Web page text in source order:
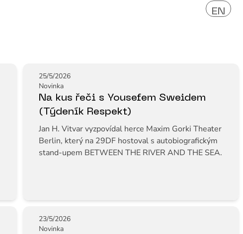
EN
25/5/2026
Novinka
Na kus řeči s Yousefem Sweidem
(Týdeník Respekt)
Jan H. Vitvar vyzpovídal herce Maxim Gorki Theater
Berlin, který na 29DF hostoval s autobiografickým
stand-upem BETWEEN THE RIVER AND THE SEA.
23/5/2026
Novinka